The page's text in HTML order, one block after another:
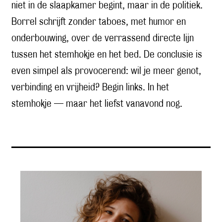
niet in de slaapkamer begint, maar in de politiek.
Borrel schrijft zonder taboes, met humor en
onderbouwing, over de verrassend directe lijn
tussen het stemhokje en het bed. De conclusie is
even simpel als provocerend: wil je meer genot,
verbinding en vrijheid? Begin links. In het
stemhokje — maar het liefst vanavond nog.